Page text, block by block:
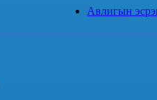
Авлигын